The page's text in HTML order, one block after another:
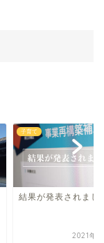
子育て
結果が発表されまし
2021年9